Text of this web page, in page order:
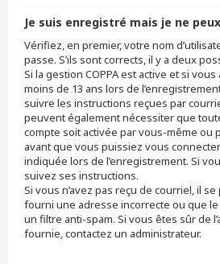
Je suis enregistré mais je ne
Vérifiez, en premier, votre nom
passe. S’ils sont corrects, il y a deux
Si la gestion COPPA est active et si
moins de 13 ans lors de
suivre les instructions reçues par
peuvent également nécessiter que
compte soit activée par vous-même ou
avant que vous puissiez vous
indiquée lors de l’enregistrement. Si
suivez ses instructions.
Si vous n’avez pas reçu de courriel, il
fourni une adresse incorrecte ou que
un filtre anti-spam. Si vous êtes sûr de
fournie, contactez un administrateur.